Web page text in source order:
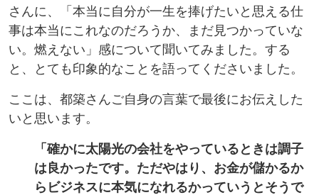
さんに、「本当に自分が一生を捧げたいと思える仕
事は本当にこれなのだろうか、まだ見つかっていな
い。燃えない」感について聞いてみました。する
と、とても印象的なことを語ってくださいました。
ここは、都築さんご自身の言葉で最後にお伝えした
いと思います。
「確かに太陽光の会社をやっているときは調子
は良かったです。ただやはり、お金が儲かるか
らビジネスに本気になれるかっていうとそうで